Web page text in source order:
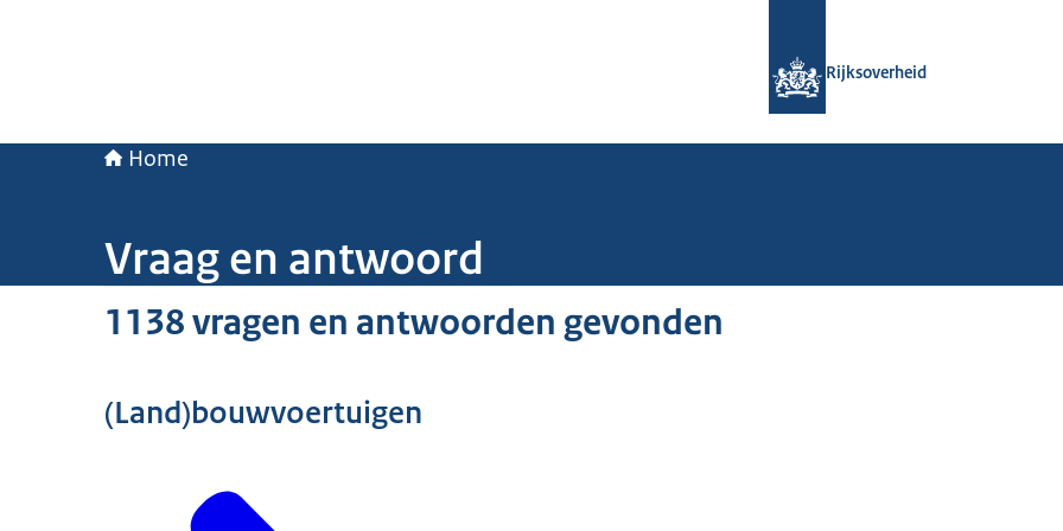
Rijksoverheid
Home
Vraag en antwoord
1138 vragen en antwoorden gevonden
(Land)bouwvoertuigen